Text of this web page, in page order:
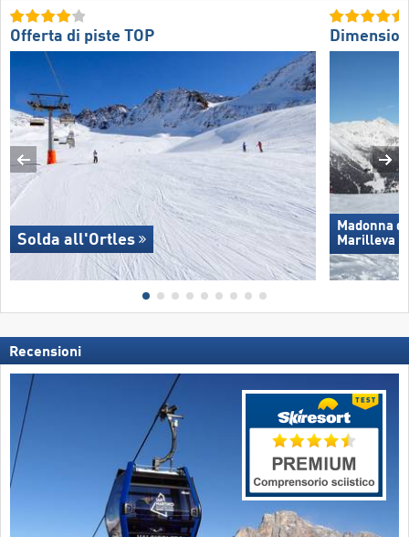
Offerta di piste TOP
Solda all'Ortles
Madonna
Marilleva
Recensioni